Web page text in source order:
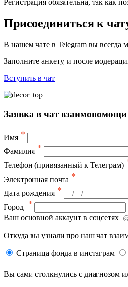
Регистрация обязательна, так как
Присоединиться к
В нашем чате в Telegram вы всегда
Заполните анкету, и после
Вступить в чат
Заявка в чат взаимопомощи
Имя *
Фамилия *
Телефон (привязанный к Телеграм)
Электронная почта *
Дата рождения *
Город *
Ваш основной аккаунт в соцсетях
Откуда вы узнали про наш чат
Страница фонда в инстаграм
Вы сами столкнулись с диагнозом